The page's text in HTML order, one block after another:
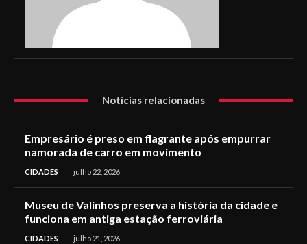
Notícias relacionadas
Empresário é preso em flagrante após empurrar
namorada de carro em movimento
CIDADES julho 22, 2026
Museu de Valinhos preserva a história da cidade e
funciona em antiga estação ferroviária
CIDADES julho 21, 2026